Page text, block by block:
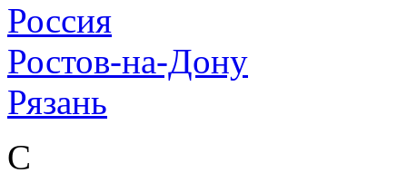
Россия
Ростов-на-Дону
Рязань
С